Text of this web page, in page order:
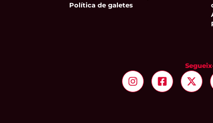
Política de galetes